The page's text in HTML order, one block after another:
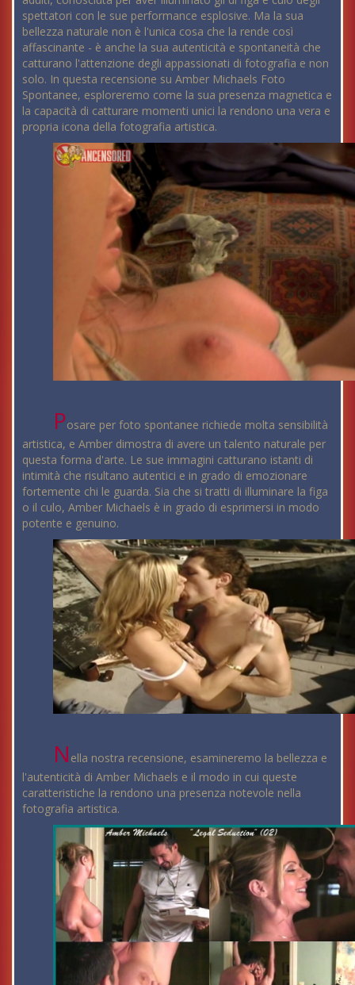
spettatori con le sue performance esplosive. Ma la sua
bellezza naturale non è l'unica cosa che la rende così
affascinante - è anche la sua autenticità e spontaneità che
catturano l'attenzione degli appassionati di fotografia e non
solo. In questa recensione su Amber Michaels Foto
Spontanee, esploreremo come la sua presenza magnetica e
la capacità di catturare momenti unici la rendono una vera e
propria icona della fotografia artistica.
Posare per foto spontanee richiede molta sensibilità
artistica, e Amber dimostra di avere un talento naturale per
questa forma d'arte. Le sue immagini catturano istanti di
intimità che risultano autentici e in grado di emozionare
fortemente chi le guarda. Sia che si tratti di illuminare la figa
o il culo, Amber Michaels è in grado di esprimersi in modo
potente e genuino.
N ella nostra recensione, esamineremo la bellezza e
l'autenticità di Amber Michaels e il modo in cui queste
caratteristiche la rendono una presenza notevole nella
fotografia artistica.